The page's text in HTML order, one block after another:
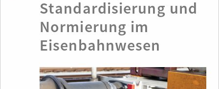
Standardisierung und
Normierung im
Eisenbahnwesen